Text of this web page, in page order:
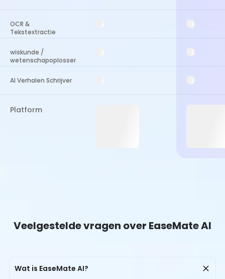
OCR &
Tekstextractie
wiskunde /
wetenschapoplosser
AI Verhalen Schrijver
Platform
Veelgestelde vragen over EaseMate AI
Wat is EaseMate AI?